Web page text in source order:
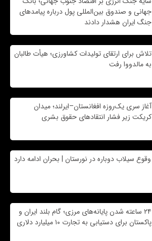
جهانی و صندوق بین‌المللی پول درباره پیامدهای
جنگ ایران هشدار دادند
تلاش برای ارتقای تولیدات کشاورزی؛ هیأت طالبان
به مالدووا رفت
آغاز سری یک‌روزه افغانستان–ایرلند؛ میدان
کریکت زیر فشار انتقادهای حقوق بشری
وقوع سیلاب دوباره در نورستان | بحران ادامه دارد
۲۴ ساعته شدن پایانه‌های مرزی؛ گام بلند ایران و
پاکستان برای دستیابی به تجارت ۱۰ میلیارد دلاری